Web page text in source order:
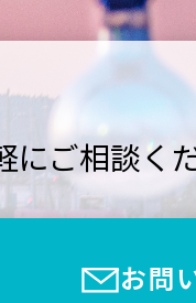
にご相談く
お問